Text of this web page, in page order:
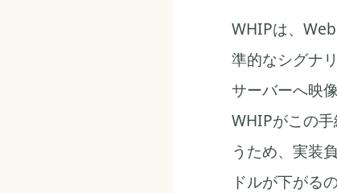
WHIPは、
準的なシグナ
サーバーへ映
WHIPがこの
うため、実装
ドルが下がる